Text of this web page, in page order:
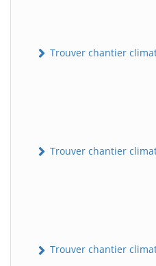
Trouver chantier
Trouver chantier
Trouver chantier